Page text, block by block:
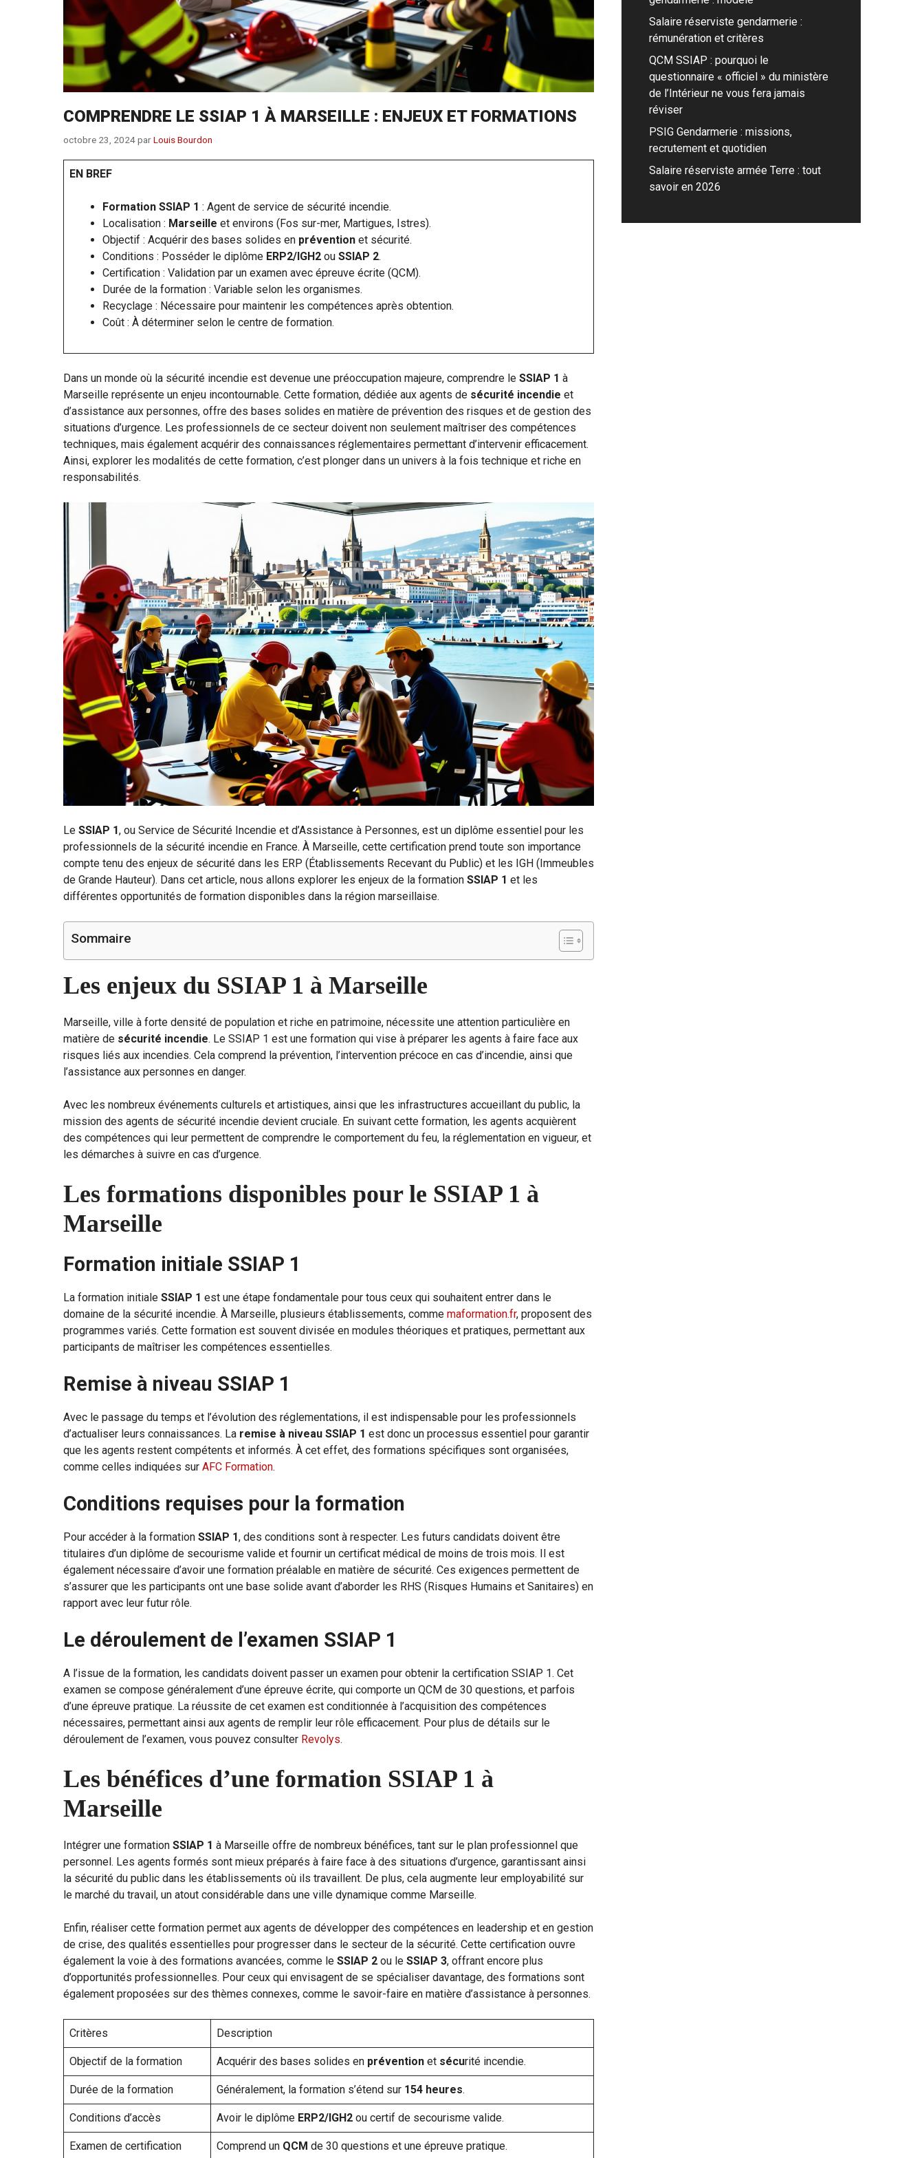
COMPRENDRE LE SSIAP 1 À MARSEILLE : ENJEUX ET FORMATIONS
octobre 23, 2024parLouis Bourdon
EN BREF
Formation SSIAP 1 : Agent de service de sécurité incendie.
Localisation : Marseille et environs (Fos sur-mer, Martigues, Istres).
Objectif : Acquérir des bases solides en prévention et sécurité.
Conditions : Posséder le diplôme ERP2/IGH2 ou SSIAP 2.
Certification : Validation par un examen avec épreuve écrite (QCM).
Durée de la formation : Variable selon les organismes.
Recyclage : Nécessaire pour maintenir les compétences après obtention.
Coût : À déterminer selon le centre de formation.
Dans un monde où la sécurité incendie est devenue une préoccupation majeure, comprendre le SSIAP 1 à
Marseille représente un enjeu incontournable. Cette formation, dédiée aux agents de sécurité incendie et
d’assistance aux personnes, offre des bases solides en matière de prévention des risques et de gestion des
situations d’urgence. Les professionnels de ce secteur doivent non seulement maîtriser des compétences
techniques, mais également acquérir des connaissances réglementaires permettant d’intervenir efficacement.
Ainsi, explorer les modalités de cette formation, c’est plonger dans un univers à la fois technique et riche en
responsabilités.
Le SSIAP 1, ou Service de Sécurité Incendie et d’Assistance à Personnes, est un diplôme essentiel pour les
professionnels de la sécurité incendie en France. À Marseille, cette certification prend toute son importance
compte tenu des enjeux de sécurité dans les ERP (Établissements Recevant du Public) et les IGH (Immeubles
de Grande Hauteur). Dans cet article, nous allons explorer les enjeux de la formation SSIAP 1 et les
différentes opportunités de formation disponibles dans la région marseillaise.
Sommaire
Les enjeux du SSIAP 1 à Marseille
Marseille, ville à forte densité de population et riche en patrimoine, nécessite une attention particulière en
matière de sécurité incendie. Le SSIAP 1 est une formation qui vise à préparer les agents à faire face aux
risques liés aux incendies. Cela comprend la prévention, l’intervention précoce en cas d’incendie, ainsi que
l’assistance aux personnes en danger.
Avec les nombreux événements culturels et artistiques, ainsi que les infrastructures accueillant du public, la
mission des agents de sécurité incendie devient cruciale. En suivant cette formation, les agents acquièrent
des compétences qui leur permettent de comprendre le comportement du feu, la réglementation en vigueur, et
les démarches à suivre en cas d’urgence.
Les formations disponibles pour le SSIAP 1 à
Marseille
Formation initiale SSIAP 1
La formation initiale SSIAP 1 est une étape fondamentale pour tous ceux qui souhaitent entrer dans le
domaine de la sécurité incendie. À Marseille, plusieurs établissements, comme maformation.fr, proposent des
programmes variés. Cette formation est souvent divisée en modules théoriques et pratiques, permettant aux
participants de maîtriser les compétences essentielles.
Remise à niveau SSIAP 1
Avec le passage du temps et l’évolution des réglementations, il est indispensable pour les professionnels
d’actualiser leurs connaissances. La remise à niveau SSIAP 1 est donc un processus essentiel pour garantir
que les agents restent compétents et informés. À cet effet, des formations spécifiques sont organisées,
comme celles indiquées sur AFC Formation.
Conditions requises pour la formation
Pour accéder à la formation SSIAP 1, des conditions sont à respecter. Les futurs candidats doivent être
titulaires d’un diplôme de secourisme valide et fournir un certificat médical de moins de trois mois. Il est
également nécessaire d’avoir une formation préalable en matière de sécurité. Ces exigences permettent de
s’assurer que les participants ont une base solide avant d’aborder les RHS (Risques Humains et Sanitaires) en
rapport avec leur futur rôle.
Le déroulement de l’examen SSIAP 1
A l’issue de la formation, les candidats doivent passer un examen pour obtenir la certification SSIAP 1. Cet
examen se compose généralement d’une épreuve écrite, qui comporte un QCM de 30 questions, et parfois
d’une épreuve pratique. La réussite de cet examen est conditionnée à l’acquisition des compétences
nécessaires, permettant ainsi aux agents de remplir leur rôle efficacement. Pour plus de détails sur le
déroulement de l’examen, vous pouvez consulter Revolys.
Les bénéfices d’une formation SSIAP 1 à
Marseille
Intégrer une formation SSIAP 1 à Marseille offre de nombreux bénéfices, tant sur le plan professionnel que
personnel. Les agents formés sont mieux préparés à faire face à des situations d’urgence, garantissant ainsi
la sécurité du public dans les établissements où ils travaillent. De plus, cela augmente leur employabilité sur
le marché du travail, un atout considérable dans une ville dynamique comme Marseille.
Enfin, réaliser cette formation permet aux agents de développer des compétences en leadership et en gestion
de crise, des qualités essentielles pour progresser dans le secteur de la sécurité. Cette certification ouvre
également la voie à des formations avancées, comme le SSIAP 2 ou le SSIAP 3, offrant encore plus
d’opportunités professionnelles. Pour ceux qui envisagent de se spécialiser davantage, des formations sont
également proposées sur des thèmes connexes, comme le savoir-faire en matière d’assistance à personnes.
Critères Description
Objectif de la formation Acquérir des bases solides en prévention et sécurité incendie.
Durée de la formation Généralement, la formation s’étend sur 154 heures.
Conditions d’accès Avoir le diplôme ERP2/IGH2 ou certif de secourisme valide.
Examen de certification Comprend un QCM de 30 questions et une épreuve pratique.
Salaire réserviste gendarmerie :
rémunération et critères
QCM SSIAP : pourquoi le
questionnaire « officiel » du ministère
de l’Intérieur ne vous fera jamais
réviser
PSIG Gendarmerie : missions,
recrutement et quotidien
Salaire réserviste armée Terre : tout
savoir en 2026